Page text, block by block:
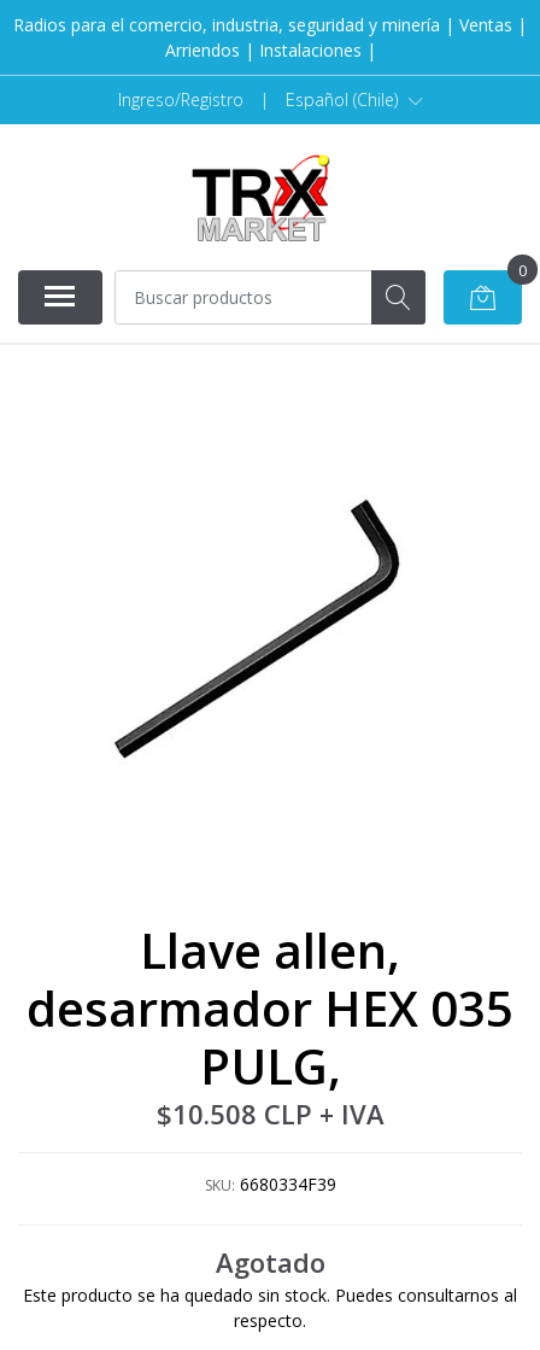
Radios para el comercio, industria, seguridad y minería | Ventas |
Arriendos | Instalaciones |
Ingreso/Registro | Español (Chile)
0
Llave allen,
desarmador HEX 035
PULG,
$10.508 CLP + IVA
SKU: 6680334F39
Agotado
Este producto se ha quedado sin stock. Puedes consultarnos al
respecto.